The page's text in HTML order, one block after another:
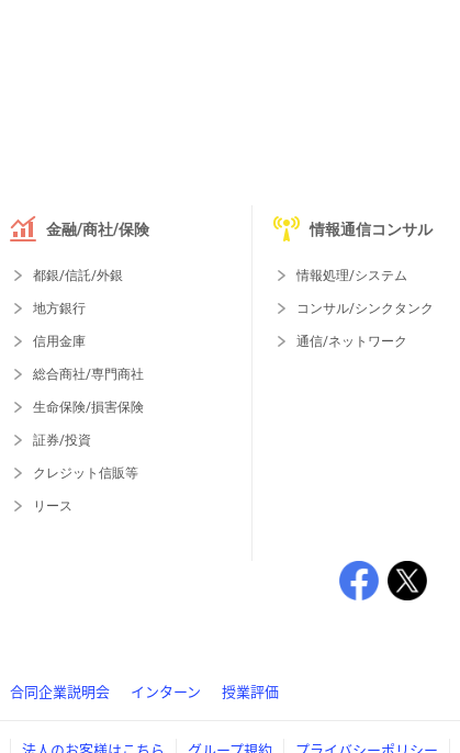
金融/商社/保険
都銀/信託/外銀
地方銀行
信用金庫
総合商社/専門商社
生命保険/損害保険
証券/投資
クレジット信販等
リース
情報通信コンサル
情報処理/システム
コンサル/シンクタンク
通信/ネットワーク
合同企業説明会 インターン 授業評価